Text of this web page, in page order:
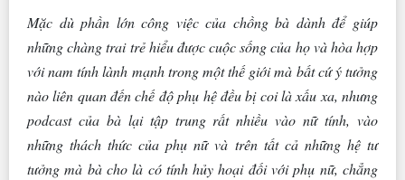
Mặc dù phần lớn công việc của chồng bà dành để giúp
những chàng trai trẻ hiểu được cuộc sống của họ và hòa hợp
với nam tính lành mạnh trong một thế giới mà bất cứ ý tưởng
nào liên quan đến chế độ phụ hệ đều bị coi là xấu xa, nhưng
podcast của bà lại tập trung rất nhiều vào nữ tính, vào
những thách thức của phụ nữ và trên tất cả những hệ tư
tưởng mà bà cho là có tính hủy hoại đối với phụ nữ, chẳng